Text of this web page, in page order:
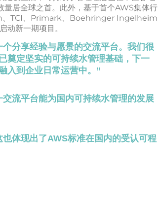
居全球之首。此外，基于首个AWS集体行
、TCI、Primark、Boehringer Ingelheim
新一期项目。
分享经验与愿景的交流平台。我们很
奠定坚实的可持续水管理基础，下一
入到企业日常运营中。”
流平台能为国内可持续水管理的发展
体现出了AWS标准在国内的受认可程